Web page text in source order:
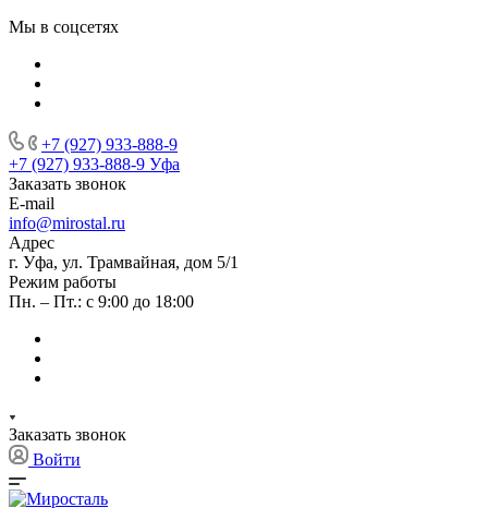
Мы в соцсетях
+7 (927) 933-888-9
+7 (927) 933-888-9 Уфа
Заказать звонок
E-mail
info@mirostal.ru
Адрес
г. Уфа, ул. Трамвайная, дом 5/1
Режим работы
Пн. – Пт.: с 9:00 до 18:00
Заказать звонок
Войти